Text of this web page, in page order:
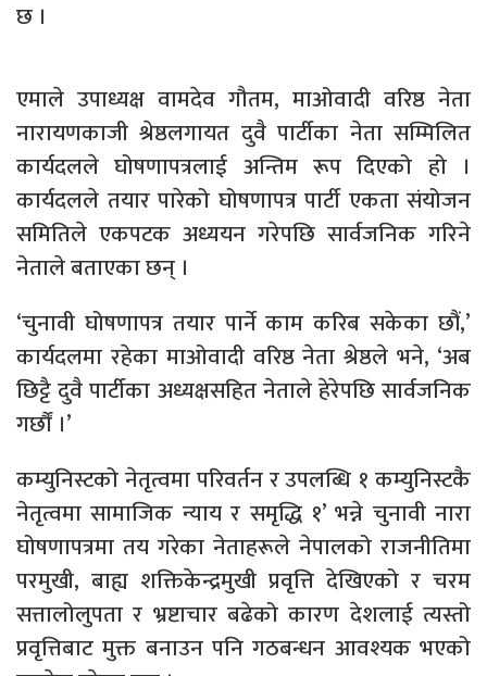
छ ।
एमाले उपाध्यक्ष वामदेव गौतम, माओवादी वरिष्ठ नेता
नारायणकाजी श्रेष्ठलगायत दुवै पार्टीका नेता सम्मिलित
कार्यदलले घोषणापत्रलाई अन्तिम रूप दिएको हो ।
कार्यदलले तयार पारेको घोषणापत्र पार्टी एकता संयोजन
समितिले एकपटक अध्ययन गरेपछि सार्वजनिक गरिने
नेताले बताएका छन् ।
‘चुनावी घोषणापत्र तयार पार्ने काम करिब सकेका छौं,’
कार्यदलमा रहेका माओवादी वरिष्ठ नेता श्रेष्ठले भने, ‘अब
छिट्टै दुवै पार्टीका अध्यक्षसहित नेताले हेरेपछि सार्वजनिक
गर्छौं ।’
कम्युनिस्टको नेतृत्वमा परिवर्तन र उपलब्धि १ कम्युनिस्टकै
नेतृत्वमा सामाजिक न्याय र समृद्धि १’ भन्ने चुनावी नारा
घोषणापत्रमा तय गरेका नेताहरूले नेपालको राजनीतिमा
परमुखी, बाह्य शक्तिकेन्द्रमुखी प्रवृत्ति देखिएको र चरम
सत्तालोलुपता र भ्रष्टाचार बढेको कारण देशलाई त्यस्तो
प्रवृत्तिबाट मुक्त बनाउन पनि गठबन्धन आवश्यक भएको